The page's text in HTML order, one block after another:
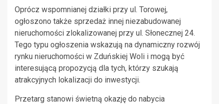
Oprócz wspomnianej działki przy ul. Torowej,
ogłoszono także sprzedaż innej niezabudowanej
nieruchomości zlokalizowanej przy ul. Słonecznej 24.
Tego typu ogłoszenia wskazują na dynamiczny rozwój
rynku nieruchomości w Zduńskiej Woli i mogą być
interesującą propozycją dla tych, którzy szukają
atrakcyjnych lokalizacji do inwestycji.
Przetarg stanowi świetną okazję do nabycia